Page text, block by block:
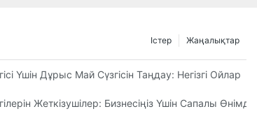
Жаңалықтар
Істер
Үшін Дұрыс Май Сүзгісін Таңдау: Негізгі Ойлар
Аудару
Жеткізушілер: Бизнесіңіз Үшін Сапалы